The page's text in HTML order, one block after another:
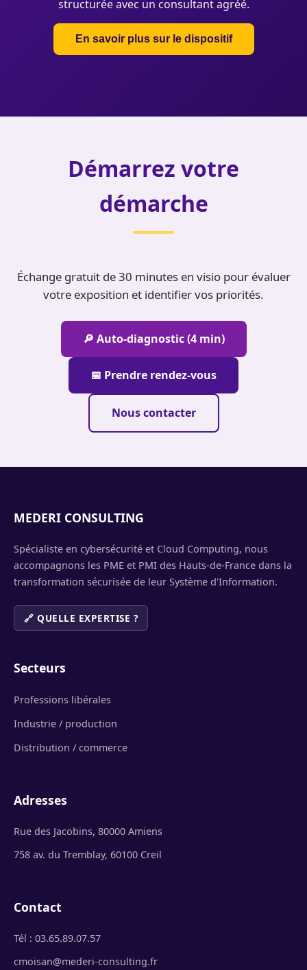
structurée avec un consultant agréé.
En savoir plus sur le dispositif
Démarrez votre
démarche
Échange gratuit de 30 minutes en visio pour évaluer
votre exposition et identifier vos priorités.
🔎 Auto-diagnostic (4 min)
📅 Prendre rendez-vous
Nous contacter
MEDERI CONSULTING
Spécialiste en cybersécurité et Cloud Computing, nous
accompagnons les PME et PMI des Hauts-de-France dans la
transformation sécurisée de leur Système d'Information.
🔗 QUELLE EXPERTISE ?
Secteurs
Professions libérales
Industrie / production
Distribution / commerce
Adresses
Rue des Jacobins, 80000 Amiens
758 av. du Tremblay, 60100 Creil
Contact
Tél : 03.65.89.07.57
cmoisan@mederi-consulting.fr